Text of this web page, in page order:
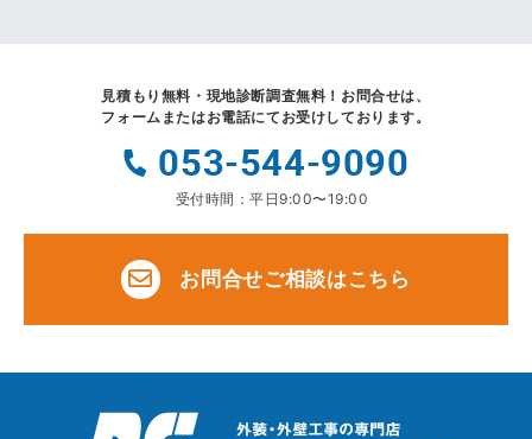
見積もり無料・現地診断調査無料！ お問合せは、
フォームまたはお電話にてお受けしております。
053-544-9090
受付時間：平日9:00〜19:00
お問合せご相談はこちら